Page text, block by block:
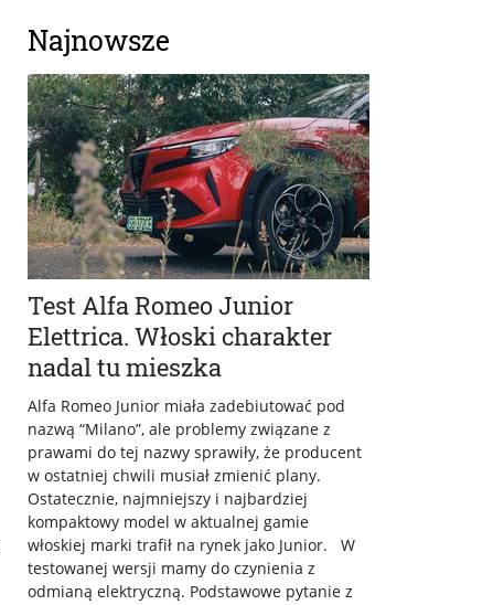
Najnowsze
Test Alfa Romeo Junior
Elettrica. Włoski charakter
nadal tu mieszka
Alfa Romeo Junior miała zadebiutować pod
nazwą “Milano”, ale problemy związane z
prawami do tej nazwy sprawiły, że producent
w ostatniej chwili musiał zmienić plany.
Ostatecznie, najmniejszy i najbardziej
kompaktowy model w aktualnej gamie
włoskiej marki trafił na rynek jako Junior. W
testowanej wersji mamy do czynienia z
odmianą elektryczną. Podstawowe pytanie z